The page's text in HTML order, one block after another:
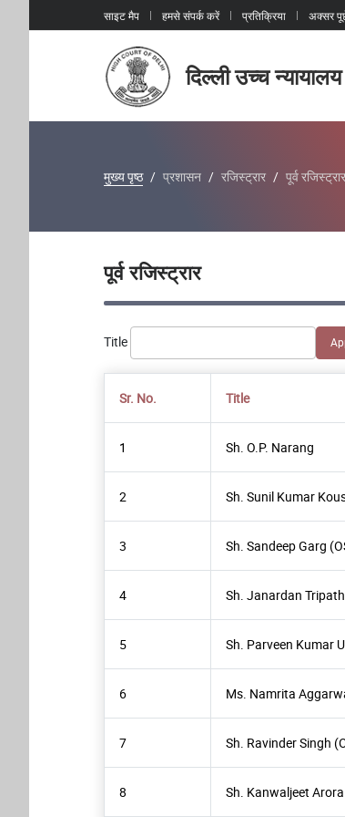
साइट मैप हमसे संपर्क करें प्रतिक्रिया अक्सर
दिल्ली उच्च न्यायालय
मुख्य पृष्ठ प्रशासन रजिस्ट्रार पूर्व रजिस्ट्रार
पूर्व रजिस्ट्रार
Title
Sr. No. Title
1 Sh. O.P. Narang
2 Sh. Sunil Kumar
3 Sh. Sandeep Garg
4 Sh. Janardan
5 Sh. Parveen Kumar
6 Ms. Namrita
7 Sh. Ravinder Singh
8 Sh. Kanwaljeet Arora